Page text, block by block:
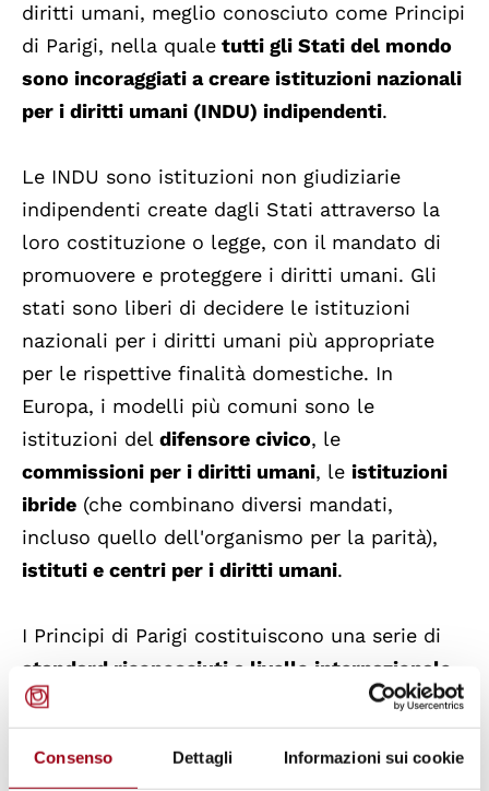
Consenso Dettagli Informazioni sui cookie
diritti umani, meglio conosciuto come Principi
di Parigi, nella quale tutti gli Stati del mondo
sono incoraggiati a creare istituzioni nazionali
per i diritti umani (INDU) indipendenti.
Le INDU sono istituzioni non giudiziarie
indipendenti create dagli Stati attraverso la
loro costituzione o legge, con il mandato di
promuovere e proteggere i diritti umani. Gli
stati sono liberi di decidere le istituzioni
nazionali per i diritti umani più appropriate
per le rispettive finalità domestiche. In
Europa, i modelli più comuni sono le
istituzioni del difensore civico, le
commissioni per i diritti umani, le istituzioni
ibride (che combinano diversi mandati,
incluso quello dell'organismo per la parità),
istituti e centri per i diritti umani.
I Principi di Parigi costituiscono una serie di
standard riconosciuti a livello internazionale
per valutare la credibilità, l'indipendenza e
l'efficacia delle INDU. Per essere pienamente
efficaci, le INDU dovrebbero avere un ampio